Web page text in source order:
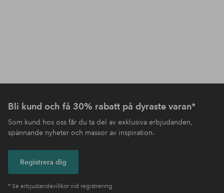
Bli kund och få 30% rabatt på dyraste varan*
Som kund hos oss får du ta del av exklusiva erbjudanden,
spännande nyheter och massor av inspiration.
Registrera dig
* Se erbjudandevillkor vid registrering